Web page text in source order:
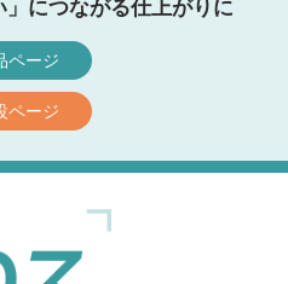
につながる仕上がりに
ページ
ページ